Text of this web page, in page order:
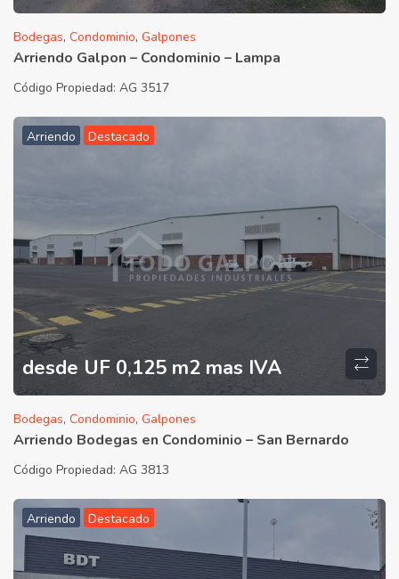
Bodegas, Condominio, Galpones
Arriendo Galpon – Condominio – Lampa
Código Propiedad: AG 3517
Arriendo Destacado
desde UF 0,125 m2 mas IVA
Bodegas, Condominio, Galpones
Arriendo Bodegas en Condominio – San Bernardo
Código Propiedad: AG 3813
Arriendo Destacado